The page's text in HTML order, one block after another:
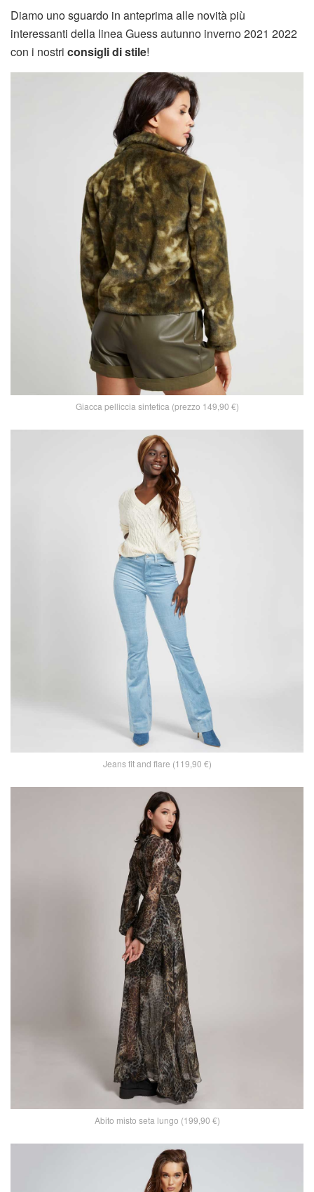
Diamo uno sguardo in anteprima alle novità più
interessanti della linea Guess autunno inverno 2021 2022
con i nostri consigli di stile!
Giacca pelliccia sintetica (prezzo 149,90 €)
Jeans fit and flare (119,90 €)
Abito misto seta lungo (199,90 €)